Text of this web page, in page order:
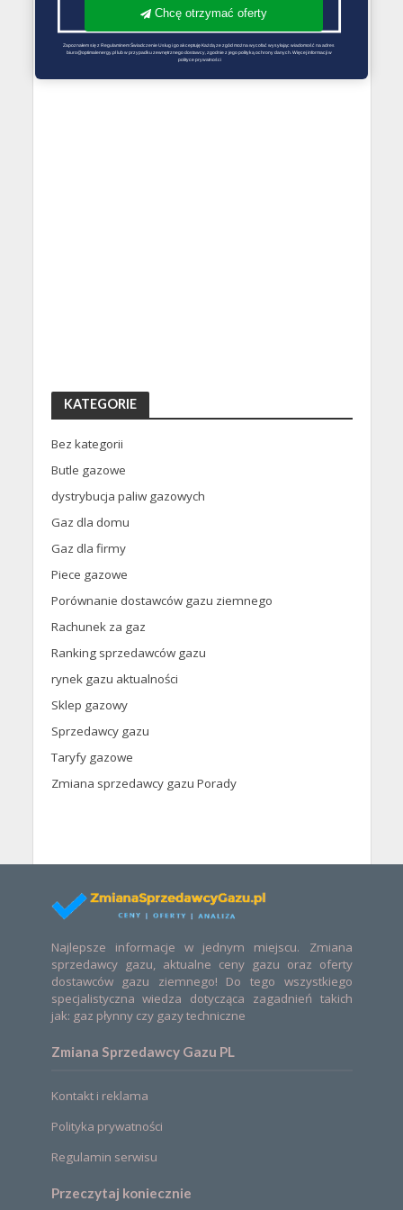
KATEGORIE
Bez kategorii
Butle gazowe
dystrybucja paliw gazowych
Gaz dla domu
Gaz dla firmy
Piece gazowe
Porównanie dostawców gazu ziemnego
Rachunek za gaz
Ranking sprzedawców gazu
rynek gazu aktualności
Sklep gazowy
Sprzedawcy gazu
Taryfy gazowe
Zmiana sprzedawcy gazu Porady
Najlepsze informacje w jednym miejscu. Zmiana
sprzedawcy gazu, aktualne ceny gazu oraz oferty
dostawców gazu ziemnego! Do tego wszystkiego
specjalistyczna wiedza dotycząca zagadnień takich
jak: gaz płynny czy gazy techniczne
Zmiana Sprzedawcy Gazu PL
Kontakt i reklama
Polityka prywatności
Regulamin serwisu
Przeczytaj koniecznie
Chcę otrzymać oferty
Zapoznałem się z Regulaminem Świadczenie Usług i go akceptuję Każdą ze zgód można wycofać wysyłając wiadomość na adres
biuro@optimalenergy.pl lub w przypadku zewnętrznego dostawcy, zgodnie z jego polityką ochrony danych. Więcej informacji w
polityce prywatności